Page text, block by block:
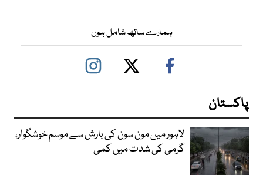
ہمارے ساتھ شامل ہوں
پاکستان
لاہور میں مون سون کی بارش سے موسم خوشگوار،
گرمی کی شدت میں کمی